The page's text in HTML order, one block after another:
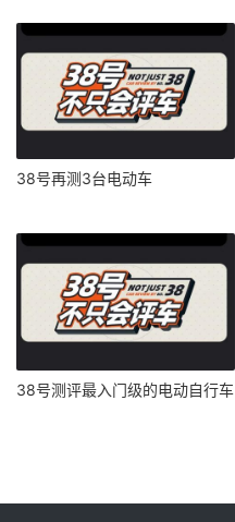
38号再测3台电动车
38号测评最入门级的电动自行车